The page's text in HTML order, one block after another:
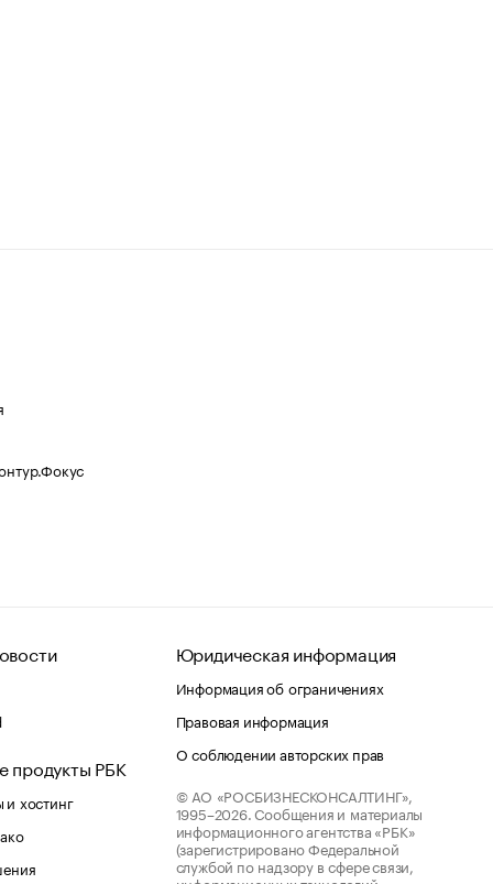
продукты РБК
хостинг
Юридическая информация
Информация об ограничениях
Правовая информация
О соблюдении авторских прав
© АО «РОСБИЗНЕСКОНСАЛТИНГ»,
1995–2026. Сообщения и материалы
информационного агентства «РБК»
(зарегистрировано Федеральной
службой по надзору в сфере связи,